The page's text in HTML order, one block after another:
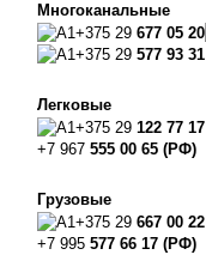
Многоканальные
+375 29 677 05 20
+375 29 577 93 31
Легковые
+375 29 122 77 17
+7 967 555 00 65 (РФ)
Грузовые
+375 29 667 00 22
+7 995 577 66 17 (РФ)